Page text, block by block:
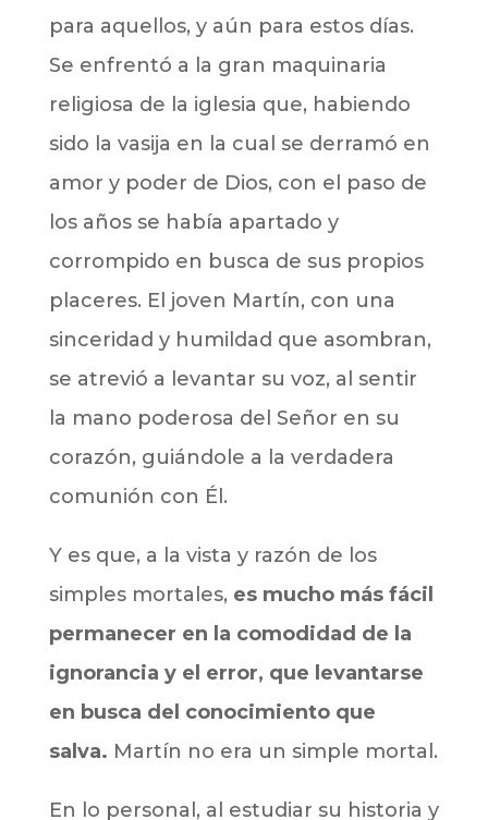
para aquellos, y aún para estos días.
Se enfrentó a la gran maquinaria
religiosa de la iglesia que, habiendo
sido la vasija en la cual se derramó en
amor y poder de Dios, con el paso de
los años se había apartado y
corrompido en busca de sus propios
placeres. El joven Martín, con una
sinceridad y humildad que asombran,
se atrevió a levantar su voz, al sentir
la mano poderosa del Señor en su
corazón, guiándole a la verdadera
comunión con Él.
Y es que, a la vista y razón de los
simples mortales, es mucho más fácil
permanecer en la comodidad de la
ignorancia y el error, que levantarse
en busca del conocimiento que
salva. Martín no era un simple mortal.
En lo personal, al estudiar su historia y